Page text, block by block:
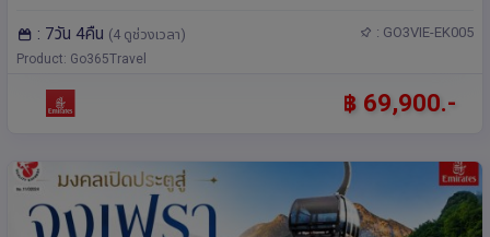
แลนด์,ออสเตรีย,ซูก
: 7วัน 4คืน (4 ดูช่วงเวลา) : GO3VIE-EK005
Product: Go365Travel
฿ 69,900.-